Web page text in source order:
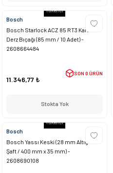
Tükendi
Bosch
Bosch Starlock ACZ 85 RT3 Karbür
Derz Bıçağı (85 mm / 10 Adet) -
2608664484
11.346,77 ₺
SON 0 ÜRÜN
Stokta Yok
Tükendi
Bosch
Bosch Yassı Keski (28 mm Altıgen
Şaft / 400 mm x 35 mm) -
2608690108